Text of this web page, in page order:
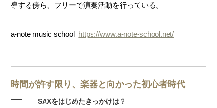
導する傍ら、フリーで演奏活動を行っている。
a-note music school https://www.a-note-school.net/
時間が許す限り、楽器と向かった初心者時代
―― SAXをはじめたきっかけは？